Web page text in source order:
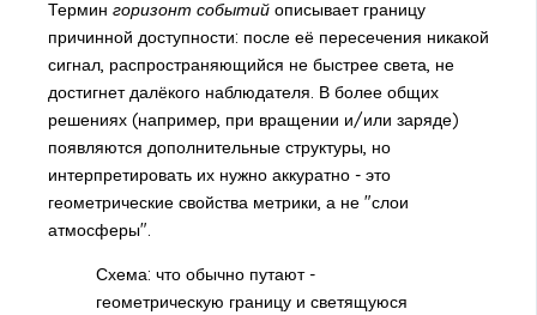
Термин горизонт событийописывает границу
причинной доступности: после её пересечения никакой
сигнал, распространяющийся не быстрее света, не
достигнет далёкого наблюдателя. В более общих
решениях (например, при вращении и/или заряде)
появляются дополнительные структуры, но
интерпретировать их нужно аккуратно - это
геометрические свойства метрики, а не "слои
атмосферы".
Схема: что обычно путают -
геометрическую границу и светящуюся